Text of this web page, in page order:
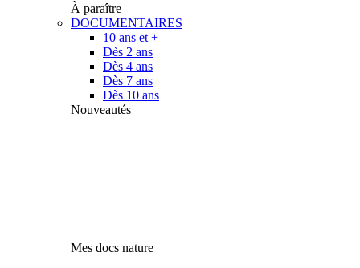
À paraître
DOCUMENTAIRES
10 ans et +
Dès 2 ans
Dès 4 ans
Dès 7 ans
Dès 10 ans
Nouveautés
Mes docs nature